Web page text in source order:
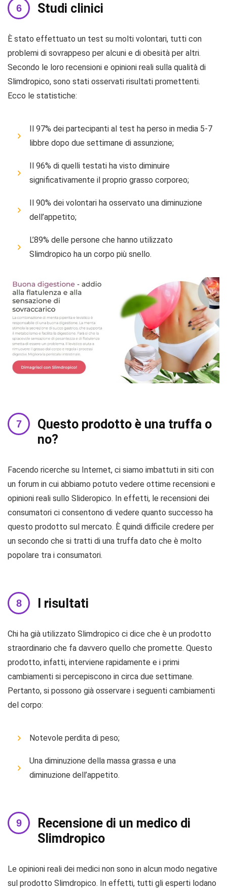
Studi clinici
È stato effettuato un test su molti volontari, tutti con
problemi di sovrappeso per alcuni e di obesità per altri.
Secondo le loro recensioni e opinioni reali sulla qualità di
Slimdropico, sono stati osservati risultati promettenti.
Ecco le statistiche:
Il 97% dei partecipanti al test ha perso in media 5-7
libbre dopo due settimane di assunzione;
Il 96% di quelli testati ha visto diminuire
significativamente il proprio grasso corporeo;
Il 90% dei volontari ha osservato una diminuzione
dell’appetito;
L’89% delle persone che hanno utilizzato
Slimdropico ha un corpo più snello.
Questo prodotto è una truffa o
no?
Facendo ricerche su Internet, ci siamo imbattuti in siti con
un forum in cui abbiamo potuto vedere ottime recensioni e
opinioni reali sullo Slideropico. In effetti, le recensioni dei
consumatori ci consentono di vedere quanto successo ha
questo prodotto sul mercato. È quindi difficile credere per
un secondo che si tratti di una truffa dato che è molto
popolare tra i consumatori.
I risultati
Chi ha già utilizzato Slimdropico ci dice che è un prodotto
straordinario che fa davvero quello che promette. Questo
prodotto, infatti, interviene rapidamente e i primi
cambiamenti si percepiscono in circa due settimane.
Pertanto, si possono già osservare i seguenti cambiamenti
del corpo:
Notevole perdita di peso;
Una diminuzione della massa grassa e una
diminuzione dell’appetito.
Recensione di un medico di
Slimdropico
Le opinioni reali dei medici non sono in alcun modo negative
sul prodotto Slimdropico. In effetti, tutti gli esperti lodano